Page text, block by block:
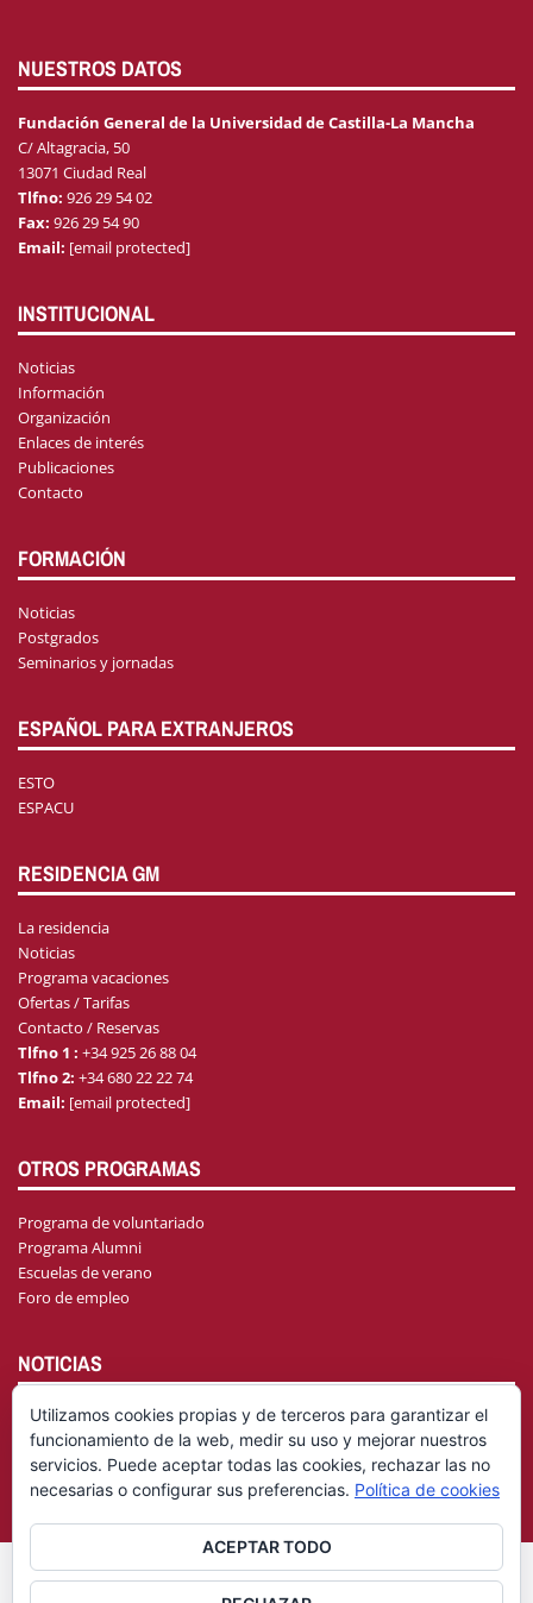
NUESTROS DATOS
Fundación General de la Universidad de Castilla-La Mancha
C/ Altagracia, 50
13071 Ciudad Real
Tlfno: 926 29 54 02
Fax: 926 29 54 90
Email: [email protected]
INSTITUCIONAL
Noticias
Información
Organización
Enlaces de interés
Publicaciones
Contacto
FORMACIÓN
Noticias
Postgrados
Seminarios y jornadas
ESPAÑOL PARA EXTRANJEROS
ESTO
ESPACU
RESIDENCIA GM
La residencia
Noticias
Programa vacaciones
Ofertas / Tarifas
Contacto / Reservas
Tlfno 1 : +34 925 26 88 04
Tlfno 2: +34 680 22 22 74
Email: [email protected]
OTROS PROGRAMAS
Programa de voluntariado
Programa Alumni
Escuelas de verano
Foro de empleo
NOTICIAS
AGENDA
© Fundación General Universidad de Castilla-La Mancha
Utilizamos cookies propias y de terceros para garantizar el
funcionamiento de la web, medir su uso y mejorar nuestros
servicios. Puede aceptar todas las cookies, rechazar las no
necesarias o configurar sus preferencias. Política de cookies
ACEPTAR TODO